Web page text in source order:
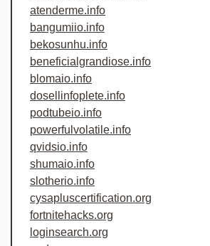
atenderme.info
bangumiio.info
bekosunhu.info
beneficialgrandiose.info
blomaio.info
dosellinfoplete.info
podtubeio.info
powerfulvolatile.info
qvidsio.info
shumaio.info
slotherio.info
cysapluscertification.org
fortnitehacks.org
loginsearch.org